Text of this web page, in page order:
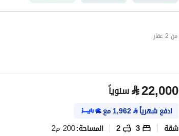
⃁22,000 سنوياً
ادفع شهرياً⃁
1,962مع
شقة 3
2 المساحة:200 م2